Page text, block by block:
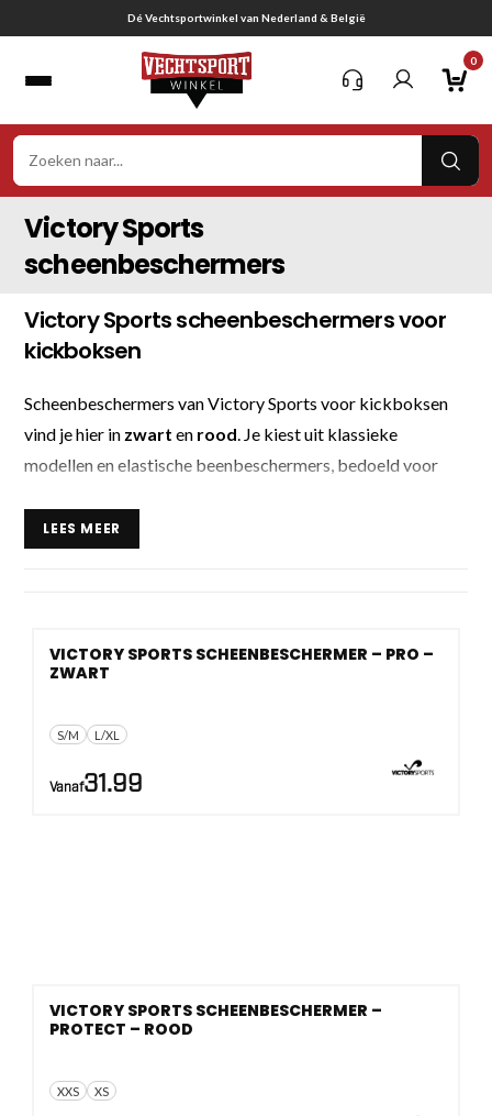
naar
Gratis verzending vanaf €
0
Victory Sports
scheenbeschermers
Victory Sports scheenbeschermers voor
kickboksen
Scheenbeschermers van Victory Sports voor kickboksen
vind je hier in zwart en rood. Je kiest uit klassieke
modellen en elastische beenbeschermers, bedoeld voor
De maten lopen van
LEES MEER
S/M L/XL
VICTORY SPORTS SCHEENBESCHERMER – PRO –
ZWART
Vanaf31.99
XXS XS
VICTORY SPORTS SCHEENBESCHERMER –
PROTECT – ROOD